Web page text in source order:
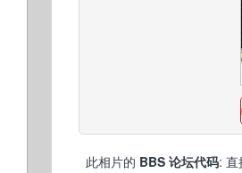
此相片的 BBS 论坛代码: 直